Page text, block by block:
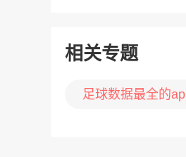
相关专题
足球数据最全的